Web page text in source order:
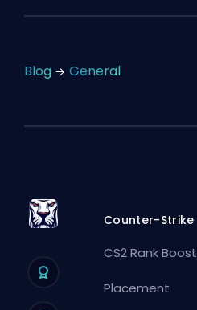
Blog General
Counter-Strike
CS2 Rank Boost
Placement